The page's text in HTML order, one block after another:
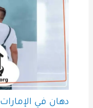
دهان في الإمارات